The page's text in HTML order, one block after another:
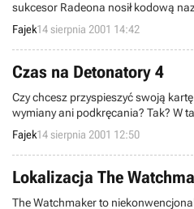
sukcesor Radeona nosił kodową
układ nazywa się Radeon 8500.
Fajek14 sierpnia 2001 14:42
Czas na Detonatory 4
Czy chcesz przyspieszyć swoją
wymiany ani podkręcania? Tak? W
które dadzą wam nieco więcej niż
Fajek14 sierpnia 2001 12:50
Lokalizacja The
The Watchmaker to